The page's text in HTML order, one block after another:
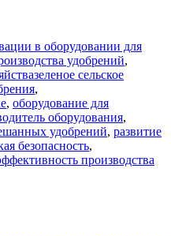
в оборудовании для
удобрений,
Tags
зеленое сельское
,
, оборудование для
оборудования,
удобрений, развитие
безопасность,
производства